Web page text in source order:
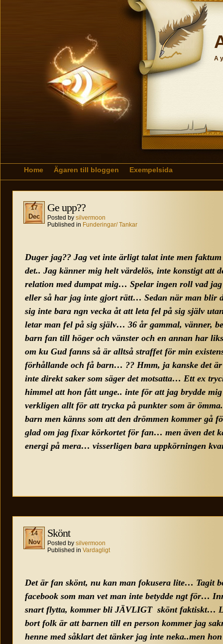
A
Home Ägaren till bloggen Exempelsida
17
Dec
Ge upp??
Posted by silvermoon
Published in Funderingar/ Tankar
Duger jag?? Jag vet inte ärligt talat inte men
det.. Jag känner mig helt värdelös, inte konstigt att
relation med dumpat mig… Spelar ingen roll vad
eller så har jag inte gjort rätt… Sedan när man blir
sig inte bara ngn vecka åt att leta fel på sig själv
letar man fel på sig själv… 36 år gammal, vänner,
barn fan till höger och vänster och en annan har
om ku Gud fanns så är alltså straffet för min
förhållande och få barn… ?? Hmm, ja kanske det
inte direkt saker som säger det motsatta… Ett ex
himmel att hon fått unge.. inte för att jag brydde
verkligen allt för att trycka på punkter som är
barn men känns som att den drömmen kommer gå
glad om jag fixar körkortet för fan… men även det
energi på mera… visserligen bara uppkörningen
14
Nov
Skönt
Posted by silvermoon
Published in Vardagligt
Det är fan skönt, nu kan man fokusera lite… Tagit
facebook som man vet man inte betydde ngt för…
snart flytta, kommer bli JÄVLIGT skönt faktiskt…
bort folk är att barnen till en person kommer jag
henne med såklart det tänker jag inte neka..men